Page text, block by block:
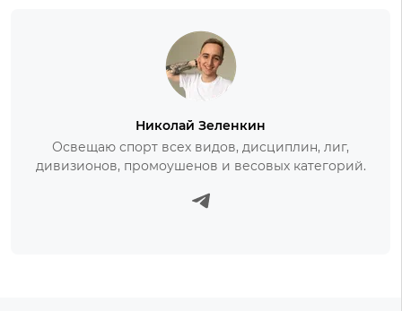
Николай Зеленкин
Освещаю спорт всех видов, дисциплин, лиг,
дивизионов, промоушенов и весовых категорий.